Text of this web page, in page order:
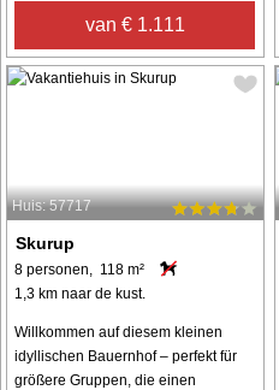
van € 1.111
Huis: 57717
Skurup
8 personen, 118 m²
1,3 km naar de kust.
Willkommen auf diesem kleinen
idyllischen Bauernhof – perfekt für
größere Gruppen, die einen